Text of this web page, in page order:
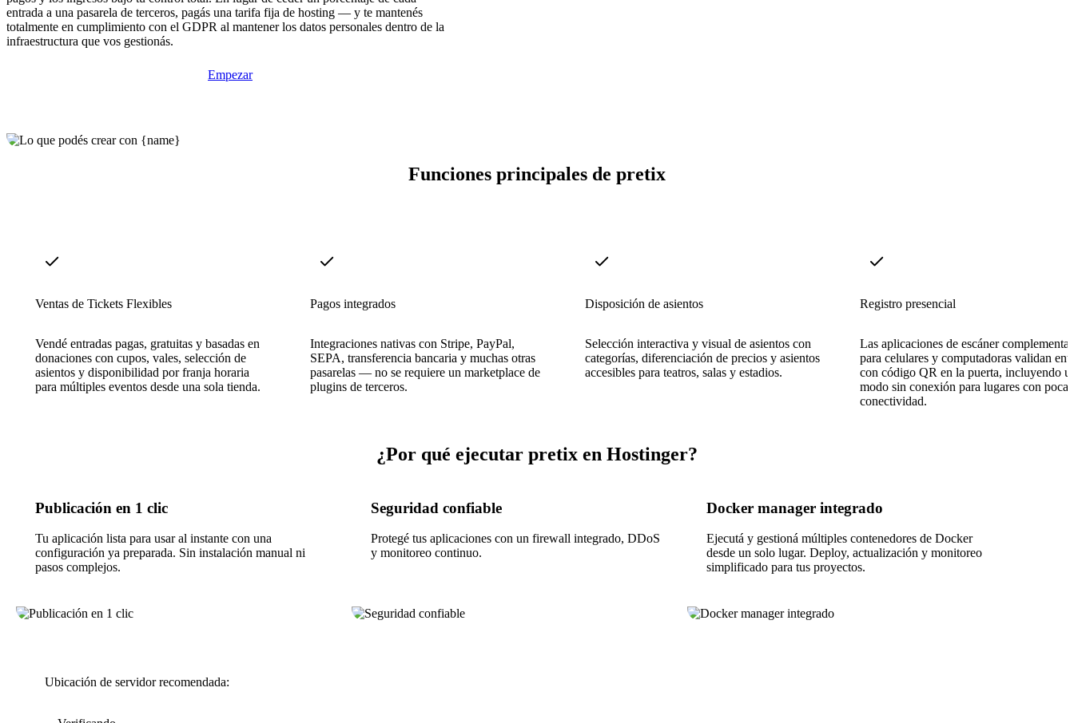
entrada a una pasarela de terceros, pagás una tarifa fija de hosting — y te mantenés
totalmente en cumplimiento con el GDPR al mantener los datos personales dentro de la
infraestructura que vos gestionás.
Empezar
Funciones principales de pretix
Ventas de Tickets Flexibles
Vendé entradas pagas, gratuitas y basadas en
donaciones con cupos, vales, selección de
asientos y disponibilidad por franja horaria
para múltiples eventos desde una sola tienda.
Pagos integrados
Integraciones nativas con Stripe, PayPal,
SEPA, transferencia bancaria y muchas otras
pasarelas — no se requiere un marketplace de
plugins de terceros.
Disposición de asientos
Selección interactiva y visual de asientos con
categorías, diferenciación de precios y asientos
accesibles para teatros, salas y estadios.
Registro presencial
Las aplicaciones de escáner
para celulares y computadoras validan
con código QR en la puerta, incluyendo
modo sin conexión para lugares con poca
conectividad.
¿Por qué ejecutar pretix en Hostinger?
Publicación en 1 clic
Tu aplicación lista para usar al instante con una
configuración ya preparada. Sin instalación manual ni
pasos complejos.
Seguridad confiable
Protegé tus aplicaciones con un firewall integrado, DDoS
y monitoreo continuo.
Docker manager integrado
Ejecutá y gestioná múltiples contenedores de Docker
desde un solo lugar. Deploy, actualización y monitoreo
simplificado para tus proyectos.
Ubicación de servidor recomendada: